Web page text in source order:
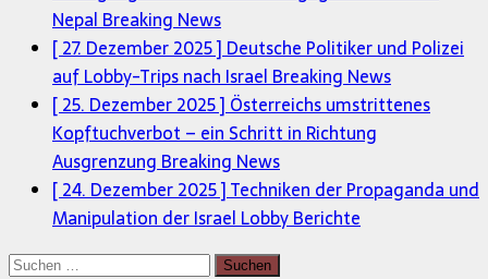
Nepal Breaking News
[ 27. Dezember 2025 ] Deutsche Politiker und Polizei
auf Lobby-Trips nach Israel Breaking News
[ 25. Dezember 2025 ] Österreichs umstrittenes
Kopftuchverbot – ein Schritt in Richtung
Ausgrenzung Breaking News
[ 24. Dezember 2025 ]Techniken der Propaganda und
Manipulation der Israel LobbyBerichte
Suchen